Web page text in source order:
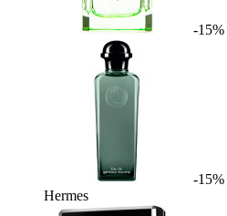
-15%
-15%
Hermes